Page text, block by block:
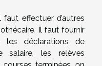
effectuer d’autres
Il faut fournir
déclarations de
salaire, les relèves